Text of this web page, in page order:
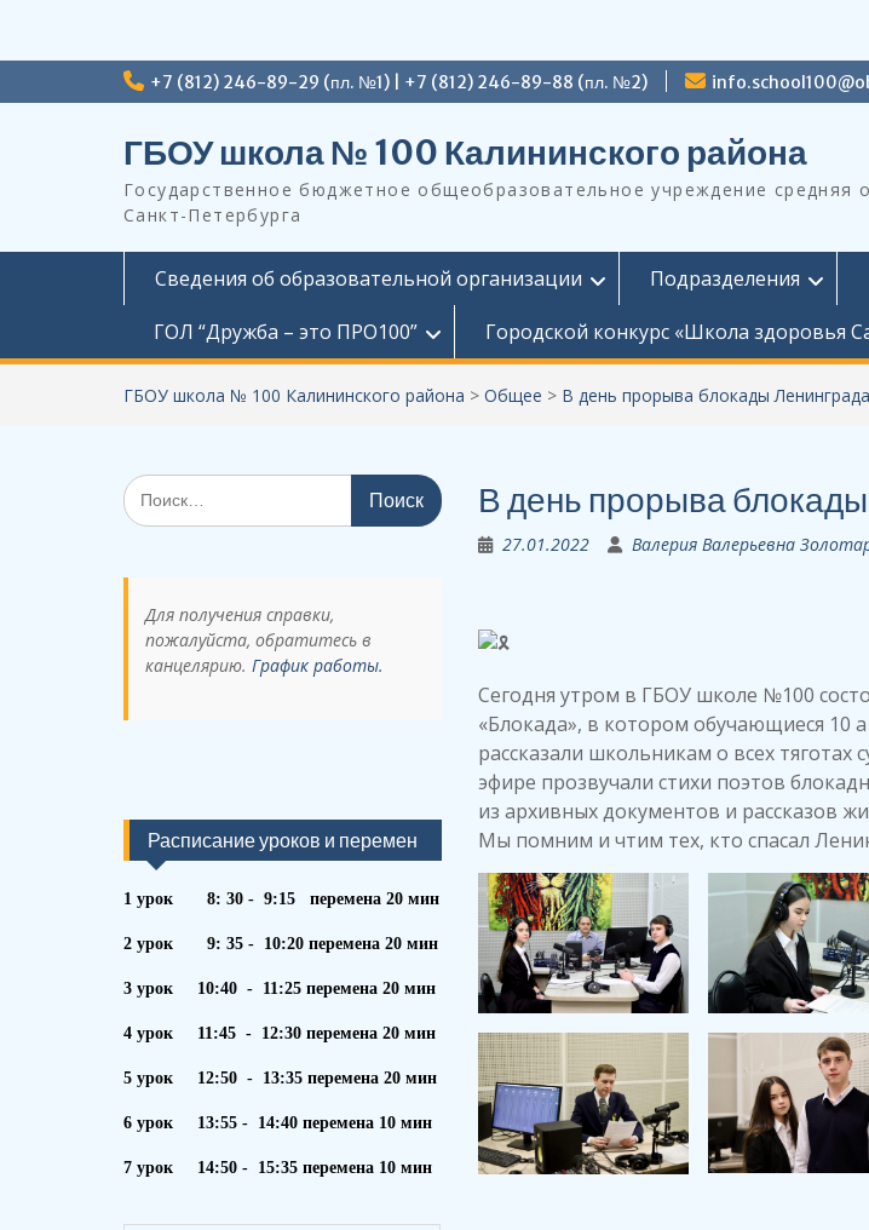
к
+7 (812) 246-89-29 (пл. №1) | +7 (812) 246-89-88 (пл. №2)
ГБОУ школа № 100 Калининского района
Государственное бюджетное общеобразовательное учреждение
Санкт-Петербурга
Сведения об образовательной организации Подразделения
ГОЛ “Дружба – это ПРО100”
Городской конкурс «Школа здоровья
ГБОУ школа № 100 Калининского района > Общее > В день прорыва блокады
В день прорыва
27.01.2022 Валерия Валерьевна
Сегодня утром в ГБОУ школе №100
«Блокада», в котором обучающиеся 10
рассказали школьникам о всех тяготах
эфире прозвучали стихи поэтов
из архивных документов и рассказов
Мы помним и чтим тех, кто спасал
Поиск
по:
Для получения справки,
пожалуйста, обратитесь в
канцелярию. График работы.
Расписание уроков и перемен
1 урок 8: 30 - 9:15 перемена 20 мин
2 урок 9: 35 - 10:20 перемена 20 мин
3 урок 10:40 - 11:25 перемена 20 мин
4 урок 11:45 - 12:30 перемена 20 мин
5 урок 12:50 - 13:35 перемена 20 мин
6 урок 13:55 - 14:40 перемена 10 мин
7 урок 14:50 - 15:35 перемена 10 мин